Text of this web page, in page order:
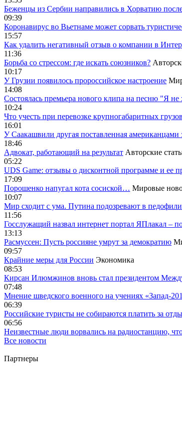
Беженцы из Сербии направились в Хорватию
09:39
Коронавирус во Вьетнаме может сорвать
15:57
Как удалить негативный отзыв о компании в
11:36
Борьба со стрессом: где искать союзников?
10:17
У Грузии появилось пророссийское настроение
14:08
Cостоялась премьера нового клипа на песню "Я
10:24
Что учесть при перевозке крупногабаритных
16:01
У Саакашвили другая поставленная американцами
18:46
Адвокат, работающий на результат Авторские
05:22
UDS Game: отзывы о дисконтной программе и ее
17:09
Порошенко напугал кота сосиской… Мировые
10:07
Мир сходит с ума. Путина подозревают в
11:56
Госслужащий назвал интернет портал ЯПлакал –
13:13
Расмуссен: Пусть россияне умрут за демократию
09:57
Крайние меры для России Экономика
08:53
Кирсан Илюмжинов вновь стал президентом
07:48
Мнение шведского военного на учениях «Запад-
06:39
Российские туристы не собираются платить за
06:56
Неизвестные люди ворвались на радиостанцию,
Все новости
Партнеры